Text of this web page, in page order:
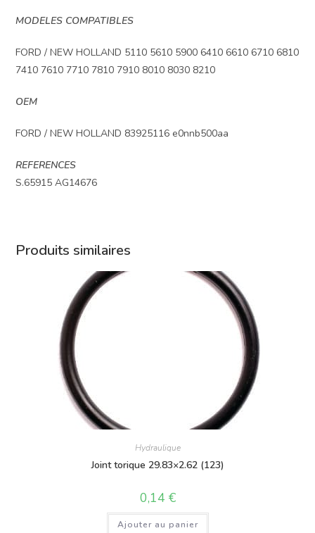
MODELES COMPATIBLES
FORD / NEW HOLLAND 5110 5610 5900 6410 6610 6710 6810
7410 7610 7710 7810 7910 8010 8030 8210
OEM
FORD / NEW HOLLAND 83925116 e0nnb500aa
REFERENCES
S.65915 AG14676
Produits similaires
Hydraulique
Joint torique 29.83×2.62 (123)
0,14 €
Ajouter au panier